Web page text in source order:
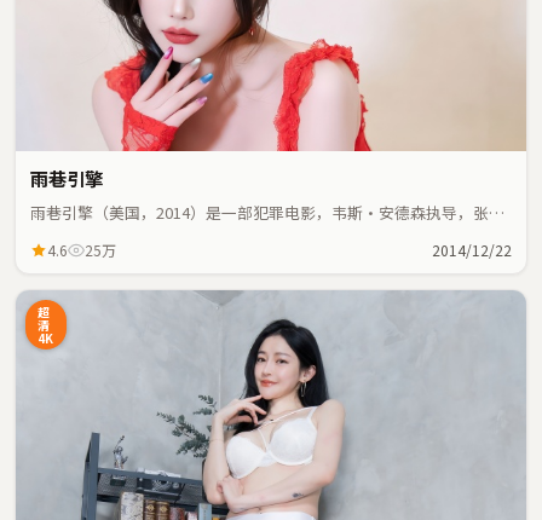
雨巷引擎
雨巷引擎（美国，2014）是一部犯罪电影，韦斯·安德森执导，张
4.6 25万 2014/12/22
超
清
4K